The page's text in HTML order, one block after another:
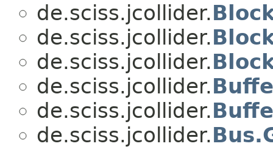
de.sciss.jcollider.
de.sciss.jcollider.
de.sciss.jcollider.
de.sciss.jcollider.
de.sciss.jcollider.
de.sciss.jcollider.